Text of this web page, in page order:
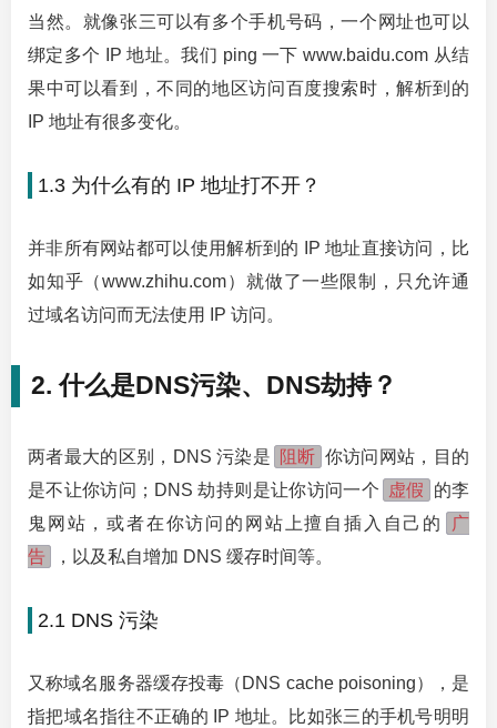
当然。就像张三可以有多个手机号码，一个网址也可以
绑定多个 IP 地址。我们 ping 一下 www.baidu.com 从结
果中可以看到，不同的地区访问百度搜索时，解析到的
IP 地址有很多变化。
1.3 为什么有的 IP 地址打不开？
并非所有网站都可以使用解析到的 IP 地址直接访问，比
如知乎（www.zhihu.com）就做了一些限制，只允许通
过域名访问而无法使用 IP 访问。
2. 什么是DNS污染、DNS劫持？
两者最大的区别，DNS 污染是 阻断 你访问网站，目的
是不让你访问；DNS 劫持则是让你访问一个 虚假
的李
鬼网站，或者在你访问的网站上擅自插入自己的
广
告
，以及私自增加 DNS 缓存时间等。
2.1 DNS 污染
又称域名服务器缓存投毒（DNS cache poisoning），是
指把域名指往不正确的 IP 地址。比如张三的手机号明明